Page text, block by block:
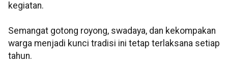
kegiatan.
Semangat gotong royong, swadaya, dan kekompakan
warga menjadi kunci tradisi ini tetap terlaksana setiap
tahun.